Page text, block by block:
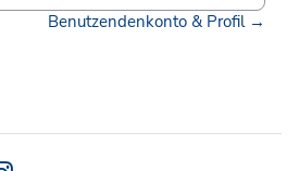
Benutzendenkonto & Profil →